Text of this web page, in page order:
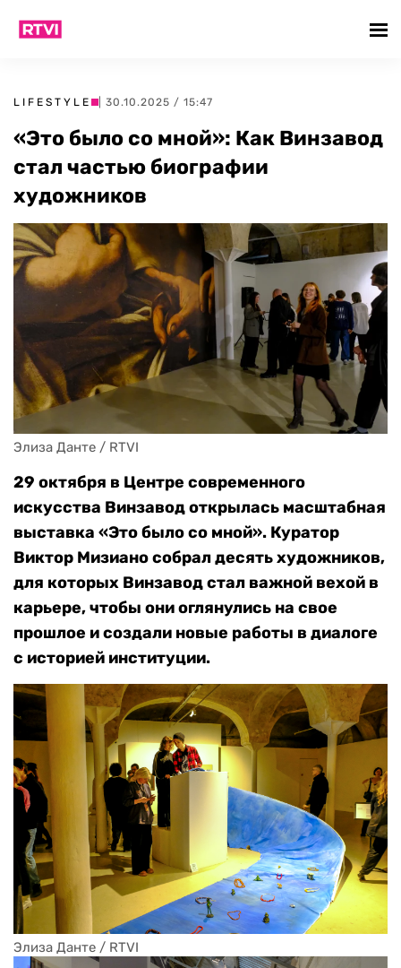
LIFESTYLE | 30.10.2025 / 15:47
«Это было со мной»: Как Винзавод
стал частью биографии
художников
Элиза Данте / RTVI
29 октября в Центре современного
искусства Винзавод открылась масштабная
выставка «Это было со мной». Куратор
Виктор Мизиано собрал десять художников,
для которых Винзавод стал важной вехой в
карьере, чтобы они оглянулись на свое
прошлое и создали новые работы в диалоге
с историей институции.
Элиза Данте / RTVI